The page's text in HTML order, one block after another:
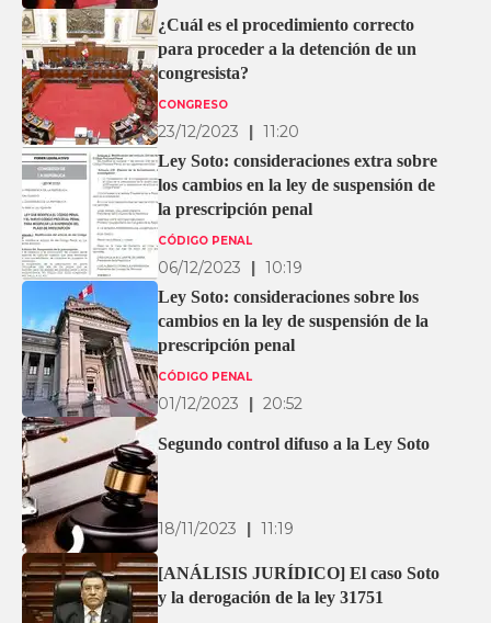
¿Cuál es el procedimiento correcto
para proceder a la detención de un
congresista?
CONGRESO
23/12/2023
| 11:20
Ley Soto: consideraciones extra sobre
los cambios en la ley de suspensión de
la prescripción penal
CÓDIGO PENAL
06/12/2023
| 10:19
Ley Soto: consideraciones sobre los
cambios en la ley de suspensión de la
prescripción penal
CÓDIGO PENAL
01/12/2023
| 20:52
Segundo control difuso a la Ley Soto
18/11/2023 | 11:19
[ANÁLISIS JURÍDICO] El caso Soto
y la derogación de la ley 31751